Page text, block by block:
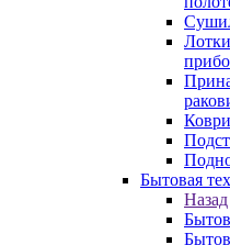
Бытовая
Назад